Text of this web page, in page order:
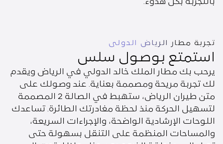
تجربة مطار الرياض الدولي
استمتع بوصول سلس
يرحب بك مطار الملك خالد الدولي في الرياض ويقدم
لك تجربة مريحة ومصممة بعناية. عند وصولك على
متن طيران الرياض، ستهبط في الصالة 2 المصممة
لتسهيل الحركة منذ لحظة مغادرتك الطائرة. تساعدك
اللوحات الإرشادية الواضحة، والإجراءات السريعة،
والمساحات المنظمة على التنقل بسهولة حتى